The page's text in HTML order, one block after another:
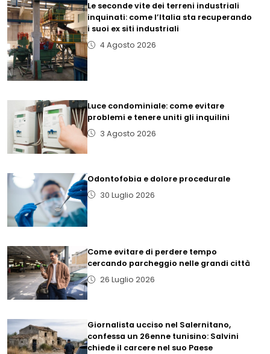
Le seconde vite dei terreni industriali
inquinati: come l’Italia sta recuperando
i suoi ex siti industriali
4 Agosto 2026
Luce condominiale: come evitare
problemi e tenere uniti gli inquilini
3 Agosto 2026
Odontofobia e dolore procedurale
30 Luglio 2026
Come evitare di perdere tempo
cercando parcheggio nelle grandi città
26 Luglio 2026
Giornalista ucciso nel Salernitano,
confessa un 26enne tunisino: Salvini
chiede il carcere nel suo Paese